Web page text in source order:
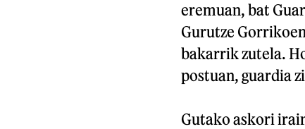
eremuan, bat
Gurutze
bakarrik zutela.
postuan, guardia
Gutako askori